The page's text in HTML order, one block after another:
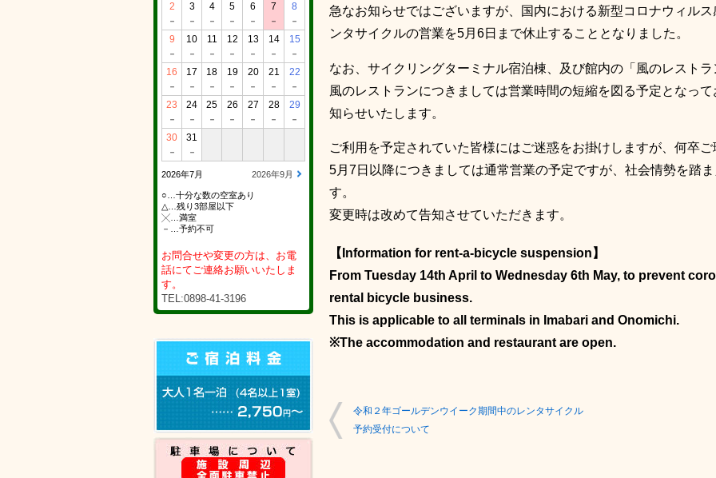
2
－
3
－
4
－
5
－
6
－
7
－
8
－
9
－
10
－
11
－
12
－
13
－
14
－
15
－
16
－
17
－
18
－
19
－
20
－
21
－
22
－
23
－
24
－
25
－
26
－
27
－
28
－
29
－
30
－
31
－
2026年7月 2026年9月
○…十分な数の空室あり
△…残り3部屋以下
╳…満室
－…予約不可
お問合せや変更の方は、お電
話にてご連絡お願いいたしま
す。
TEL:0898-41-3196
急なお知らせではございますが、国内における新型コロナウィル
ンタサイクルの営業を5月6日まで休止することとなりました。
なお、サイクリングターミナル宿泊棟、及び館内の「風のレストラ
風のレストランにつきましては営業時間の短縮を図る予定となっ
知らせいたします。
ご利用を予定されていた皆様にはご迷惑をお掛けしますが、何卒ご
5月7日以降につきましては通常営業の予定ですが、社会情勢を踏
す。
変更時は改めて告知させていただきます。
【Information for rent-a-bicycle suspension】
From Tuesday 14th April to Wednesday 6th May, to prevent
rental bicycle business.
This is applicable to all terminals in Imabari and Onomichi.
※The accommodation and restaurant are open.
令和２年ゴールデンウイーク期間中のレンタサイクル
予約受付について